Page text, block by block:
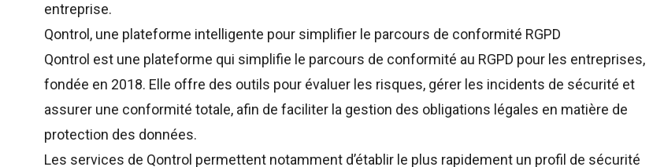
entreprise.
Qontrol, une plateforme intelligente pour simplifier le parcours de conformité RGPD
Qontrol est une plateforme qui simplifie le parcours de conformité au RGPD pour les entreprises,
fondée en 2018. Elle offre des outils pour évaluer les risques, gérer les incidents de sécurité et
assurer une conformité totale, afin de faciliter la gestion des obligations légales en matière de
protection des données.
Les services de Qontrol permettent notamment d’établir le plus rapidement un profil de sécurité